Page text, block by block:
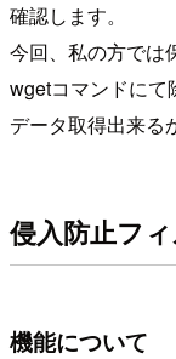
確認します。
今回、私の方では
wgetコマンドに
データ取得出来る
侵入防止フ
機能について